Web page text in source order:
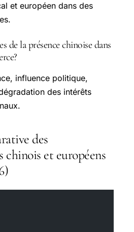
et européen dans des
de la présence chinoise dans
influence politique,
des intérêts
des
chinois et européens